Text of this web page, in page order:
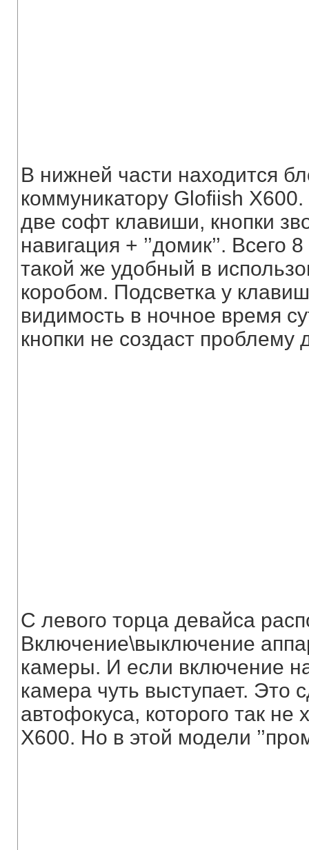
В нижней части находится
коммуникатору Glofiish
две софт клавиши, кнопки
навигация + ’’домик’’.
такой же удобный в
коробом. Подсветка у
видимость в ночное время
кнопки не создаст
С левого торца девайса
Включение\выключение
камеры. И если включение
камера чуть выступает. Это
автофокуса, которого так
X600. Но в этой модели